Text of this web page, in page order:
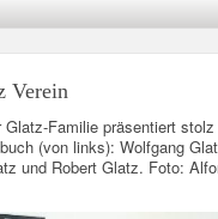
Verein
Glatz-Familie präsentiert
(von links): Wolfgang
und Robert Glatz. Foto: